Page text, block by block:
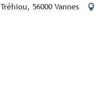
56000 Vannes